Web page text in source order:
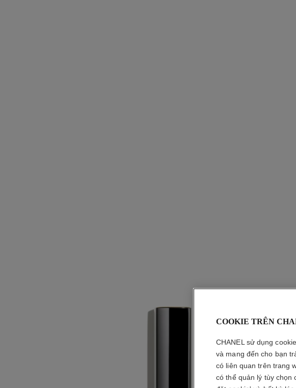
COOKIE TRÊN
CHANEL sử dụng
và mang đến cho bạn
có liên quan trên trang
có thể quản lý tùy chọn